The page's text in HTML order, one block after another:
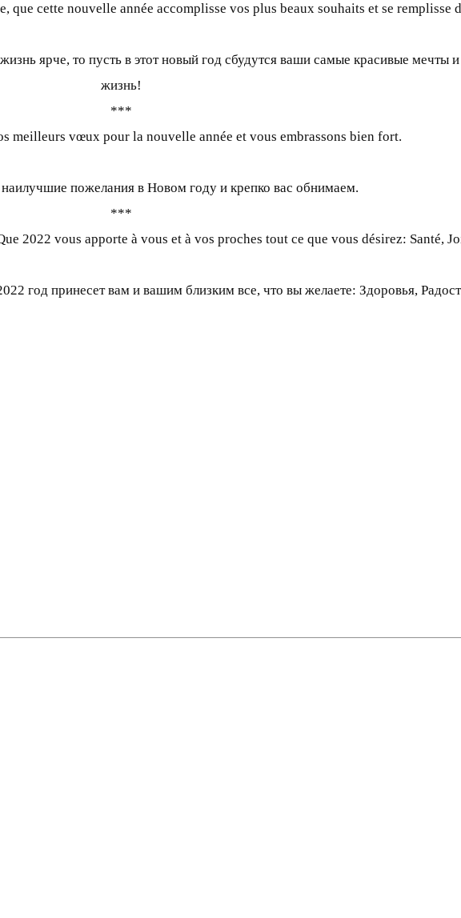
cette nouvelle année accomplisse vos plus beaux souhaits et se remplisse
ярче, то пусть в этот новый год сбудутся ваши самые красивые мечты
жизнь!
***
meilleurs vœux pour la nouvelle année et vous embrassons bien fort.
пожелания в Новом году и крепко вас обнимаем.
***
2022 vous apporte à vous et à vos proches tout ce que vous désirez: Santé,
год принесет вам и вашим близким все, что вы желаете: Здоровья,